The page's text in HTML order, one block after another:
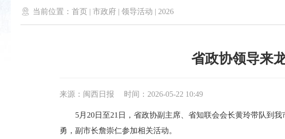
 当前位置： 首页 | 市政府 | 领导活动 | 2026
省政协领导来
来源：闽西日报 时间：2026-05-22 10:49
5月20日至21日，省政协副主席、省知联会会长黄玲带队到我
勇，副市长詹崇仁参加相关活动。